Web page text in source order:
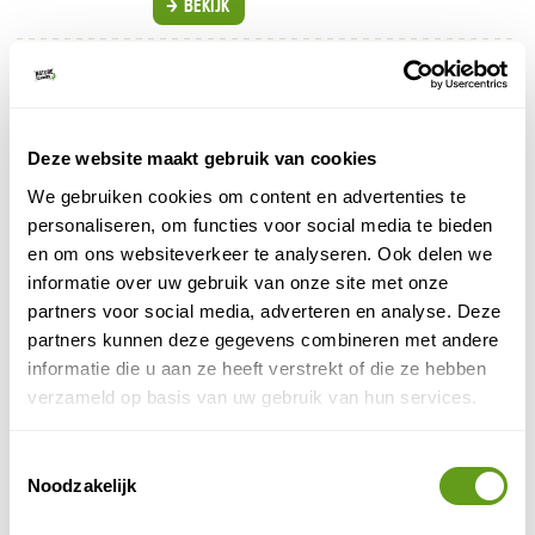
Deze website maakt gebruik van cookies
We gebruiken cookies om content en advertenties te
personaliseren, om functies voor social media te bieden
en om ons websiteverkeer te analyseren. Ook delen we
informatie over uw gebruik van onze site met onze
partners voor social media, adverteren en analyse. Deze
partners kunnen deze gegevens combineren met andere
informatie die u aan ze heeft verstrekt of die ze hebben
verzameld op basis van uw gebruik van hun services.
Noodzakelijk
stoombad.
BEKIJK
Booking.com - Paal 8 Hotel aan Zee
Individuele reis
fijne hotel. Aan alles is gedacht: een restaurant en
bar, wellness en binnenzwembad. Hond is
welkom.